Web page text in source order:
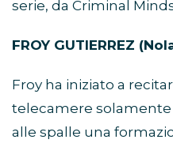
serie, da Criminal
FROY GUTIERREZ
Froy ha iniziato a
telecamere solamente
alle spalle una